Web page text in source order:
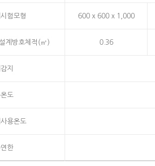
험모형 600 x 600 x 1,000
계방호체적(㎥) 0.36
지
도
용온도
한